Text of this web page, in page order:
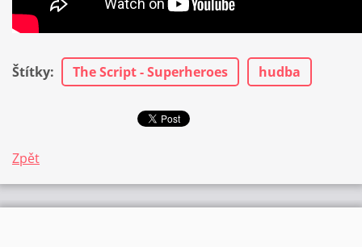
Štítky: The Script - Superheroes hudba
Zpět